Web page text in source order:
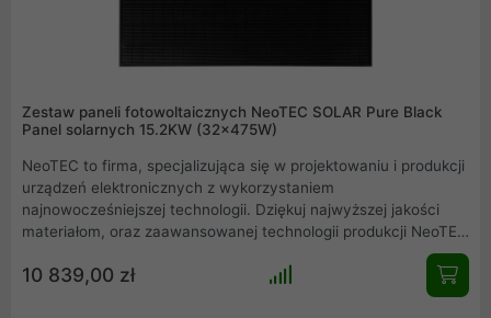
Zestaw paneli fotowoltaicznych NeoTEC SOLAR Pure Black
Panel solarnych 15.2KW (32x475W)
NeoTEC to firma, specjalizująca się w projektowaniu i produkcji
urządzeń elektronicznych z wykorzystaniem
najnowocześniejszej technologii. Dziękuj najwyższej jakości
materiałom, oraz zaawansowanej technologii produkcji NeoTEC
dołączył do grona czołowych producentów paneli słonecznych
na świecie. Model ten oferuje moc 475W/p. Seria Pure Black
10 839,00 zł